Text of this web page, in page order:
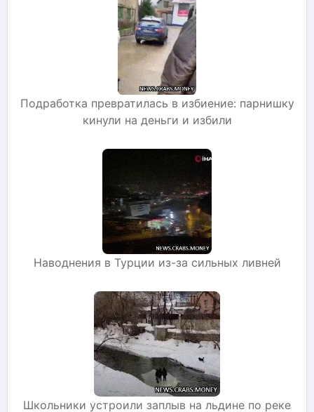
Подработка превратилась в избиение: парнишку
кинули на деньги и избили
Наводнения в Турции из-за сильных ливней
Школьники устроили заплыв на льдине по реке